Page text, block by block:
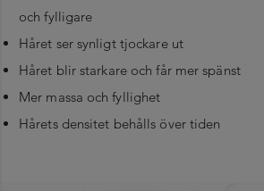
och fylligare
Håret ser synligt tjockare ut
Håret blir starkare och får mer spänst
Mer massa och fyllighet
Hårets densitet behålls över tiden